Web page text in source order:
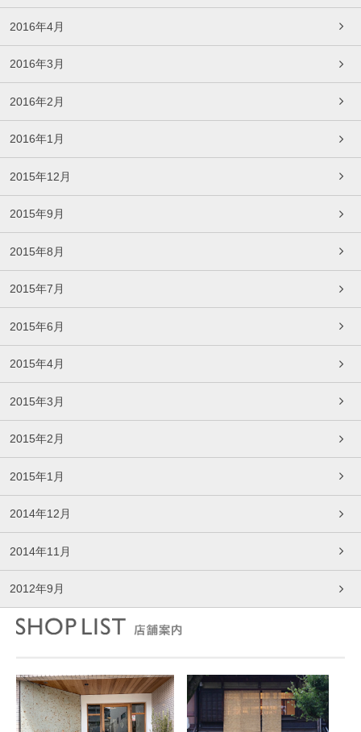
2016年4月
2016年3月
2016年2月
2016年1月
2015年12月
2015年9月
2015年8月
2015年7月
2015年6月
2015年4月
2015年3月
2015年2月
2015年1月
2014年12月
2014年11月
2012年9月